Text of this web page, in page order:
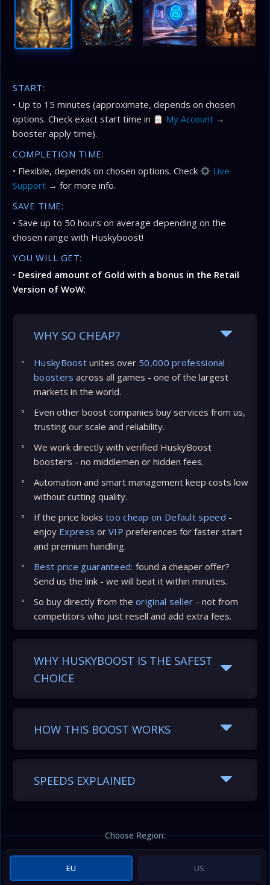
START:
• Up to 15 minutes (approximate, depends on chosen
options. Check exact start time in
My Account →
booster apply time).
COMPLETION TIME:
• Flexible, depends on chosen options. Check
Live
Support → for more info.
SAVE TIME:
• Save up to 50 hours on average depending on the
chosen range with Huskyboost!
YOU WILL GET:
• Desired amount of Gold with a bonus in the Retail
Version of WoW;
WHY SO CHEAP?
HuskyBoost unites over 50,000 professional
boosters across all games - one of the largest
markets in the world.
Even other boost companies buy services from us,
trusting our scale and reliability.
We work directly with verified HuskyBoost
boosters - no middlemen or hidden fees.
Automation and smart management keep costs low
without cutting quality.
If the price looks too cheap on Default speed -
enjoy Express orVIP preferences for faster start
and premium handling.
Best price guaranteed: found a cheaper offer?
Send us the link - we will beat it within minutes.
So buy directly from the original seller - not from
competitors who just resell and add extra fees.
WHY HUSKYBOOST IS THE SAFEST
CHOICE
HOW THIS BOOST WORKS
SPEEDS EXPLAINED
Choose Region:
EU US